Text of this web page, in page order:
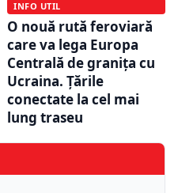
INFO UTIL
O nouă rută feroviară
care va lega Europa
Centrală de granița cu
Ucraina. Țările
conectate la cel mai
lung traseu